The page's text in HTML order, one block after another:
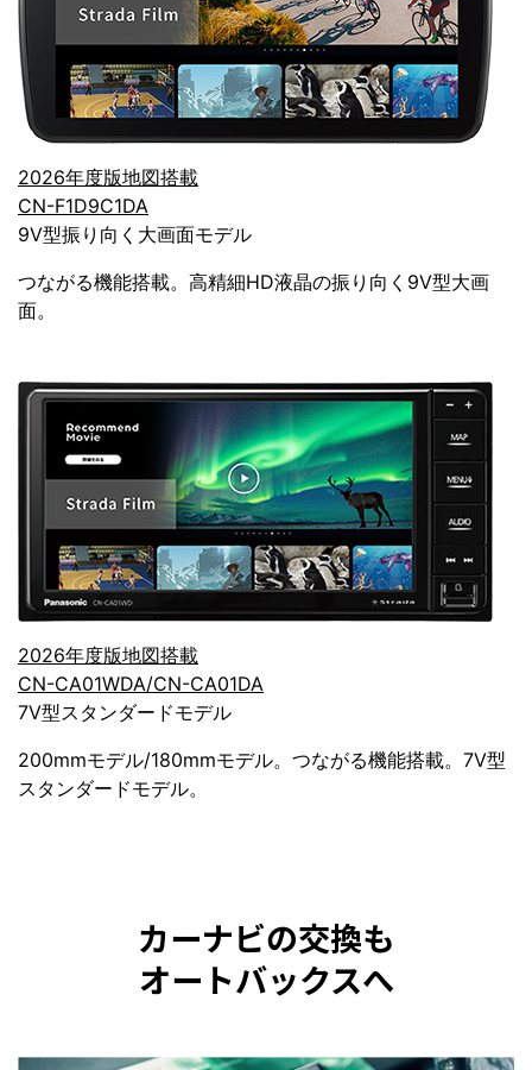
2026年度版地図搭載
CN-F1D9C1DA
9V型振り向く大画面モデル
つながる機能搭載。高精細HD液晶の振り向く9V型大画
面。
2026年度版地図搭載
CN-CA01WDA/CN-CA01DA
7V型スタンダードモデル
200mmモデル/180mmモデル。つながる機能搭載。7V型
スタンダードモデル。
カーナビの交換も
オートバックスへ